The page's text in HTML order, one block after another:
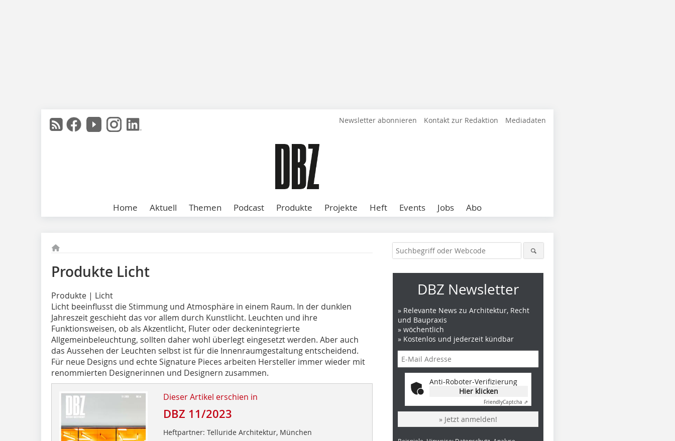
Newsletter abonnieren Kontakt zur Redaktion Mediadaten
Home Aktuell Themen Podcast Produkte Projekte Heft Events Jobs Abo
Produkte Licht
Produkte | Licht
Licht beeinflusst die Stimmung und Atmosphäre in einem Raum. In der dunklen
Jahreszeit geschieht das vor allem durch Kunstlicht. Leuchten und ihre
Funktionsweisen, ob als Akzentlicht, Fluter oder deckenintegrierte
Allgemeinbeleuchtung, sollten daher wohl überlegt eingesetzt werden. Aber auch
das Aussehen der Leuchten selbst ist für die Innenraumgestaltung entscheidend.
Für neue Designs und echte Signature Pieces arbeiten Hersteller immer wieder mit
renommierten Designerinnen und Designern zusammen.
Dieser Artikel erschien in
DBZ 11/2023
Heftpartner: Telluride Architektur, München
DBZ Newsletter
» Relevante News zu Architektur, Recht
und Baupraxis
» wöchentlich
» Kostenlos und jederzeit kündbar
Anti-Roboter-Verifizierung
Hier klicken
FriendlyCaptcha ⇗
» Jetzt anmelden!